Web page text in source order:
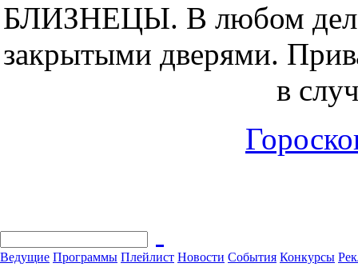
БЛИЗНЕЦЫ. В любом
закрытыми дверями.
в
Ведущие Программы Плейлист Новости События Конкурсы